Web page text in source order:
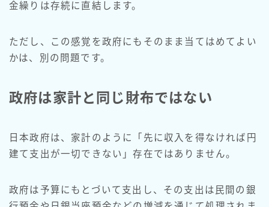
金繰りは存続に直結します。
ただし、この感覚を政府にもそのまま当てはめてよい
かは、別の問題です。
政府は家計と同じ財布ではない
日本政府は、家計のように「先に収入を得なければ円
建て支出が一切できない」存在ではありません。
政府は予算にもとづいて支出し、その支出は民間の銀